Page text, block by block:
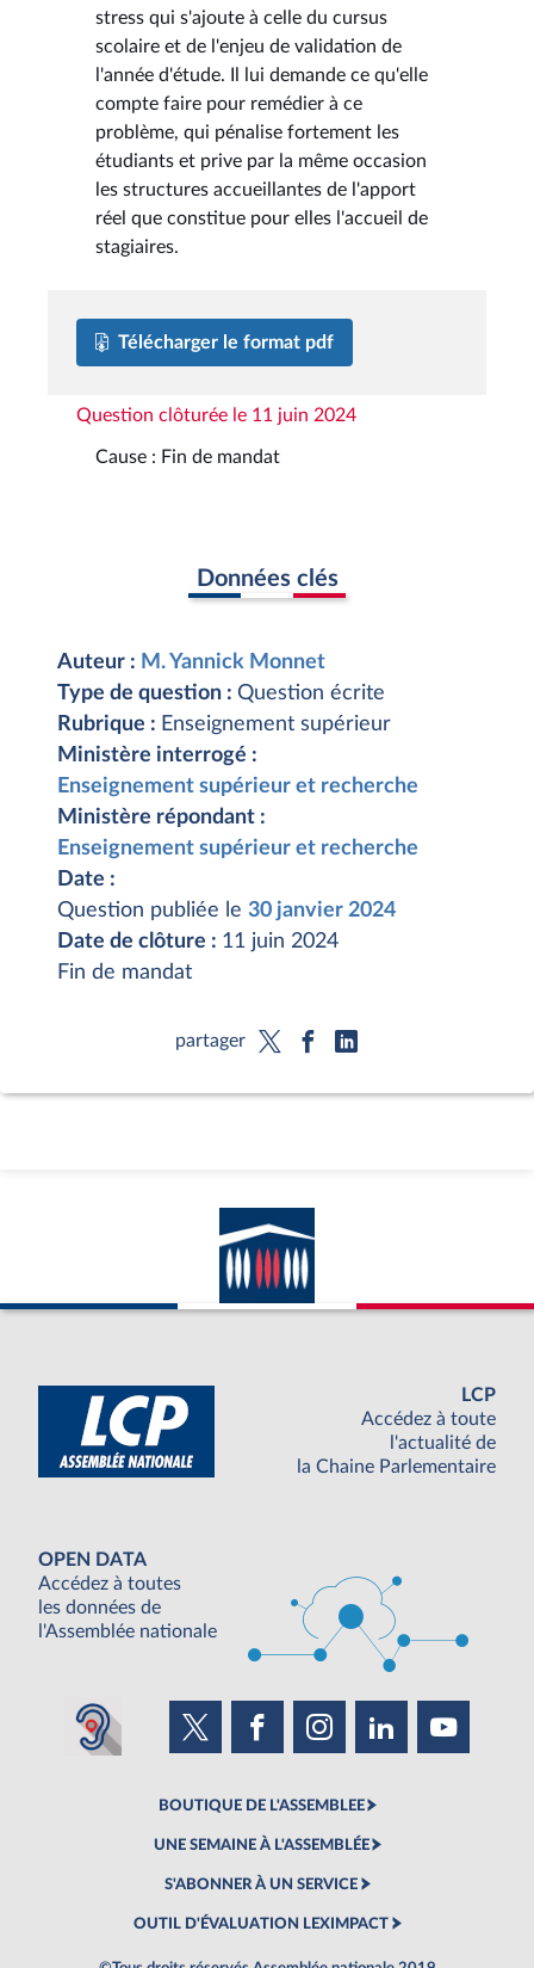
stress qui s'ajoute à celle du cursus
scolaire et de l'enjeu de validation de
l'année d'étude. Il lui demande ce qu'elle
compte faire pour remédier à ce
problème, qui pénalise fortement les
étudiants et prive par la même occasion
les structures accueillantes de l'apport
réel que constitue pour elles l'accueil de
stagiaires.
Télécharger le format pdf
Question clôturée le 11 juin 2024
Cause : Fin de mandat
Données clés
Auteur : M. Yannick Monnet
Type de question : Question écrite
Rubrique : Enseignement supérieur
Ministère interrogé :
Enseignement supérieur et recherche
Ministère répondant :
Enseignement supérieur et recherche
Date :
Question publiée le 30 janvier 2024
Date de clôture : 11 juin 2024
Fin de mandat
partager
LCP
Accédez à toute
l'actualité de
la Chaine Parlementaire
OPEN DATA
Accédez à toutes
les données de
l'Assemblée nationale
BOUTIQUE DE L'ASSEMBLEE
UNE SEMAINE À L'ASSEMBLÉE
S'ABONNER À UN SERVICE
OUTIL D'ÉVALUATION LEXIMPACT